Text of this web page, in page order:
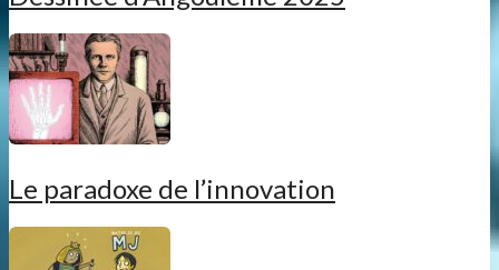
Le paradoxe de l’innovation